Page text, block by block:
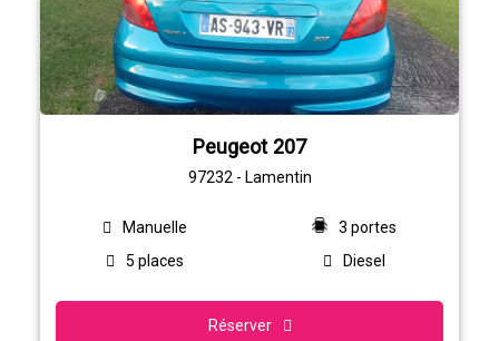
Peugeot 207
97232 - Lamentin
Manuelle
3 portes
5 places
Diesel
Réserver